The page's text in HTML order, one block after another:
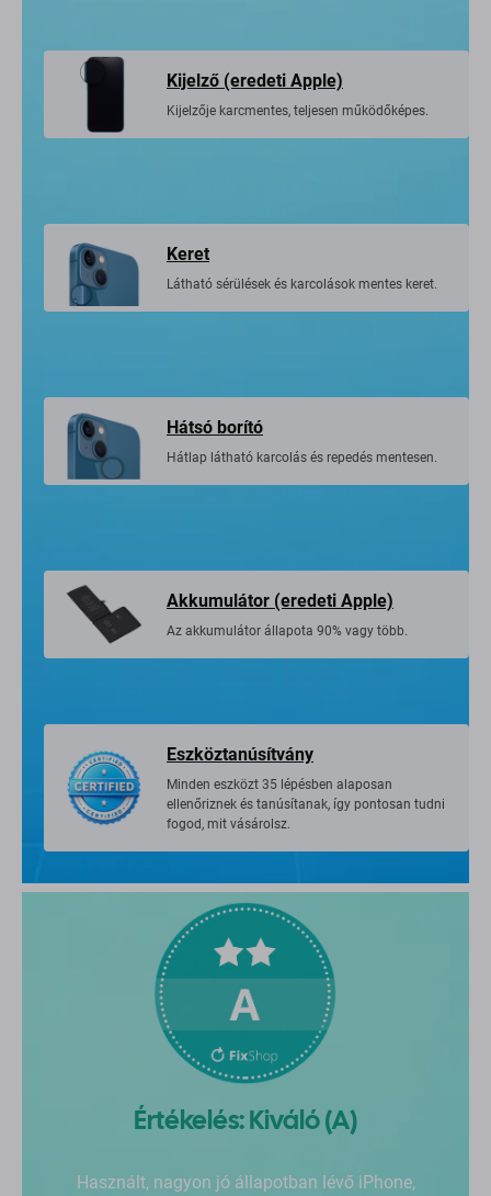
Kijelző (eredeti Apple)
Kijelzője karcmentes, teljesen működőképes.
Keret
Látható sérülések és karcolások mentes keret.
Hátsó borító
Hátlap látható karcolás és repedés mentesen.
Akkumulátor (eredeti Apple)
Az akkumulátor állapota 90% vagy több.
Eszköztanúsítvány
Minden eszközt 35 lépésben alaposan
ellenőriznek és tanúsítanak, így pontosan tudni
fogod, mit vásárolsz.
Értékelés: Kiváló (A)
Használt, nagyon jó állapotban lévő iPhone,